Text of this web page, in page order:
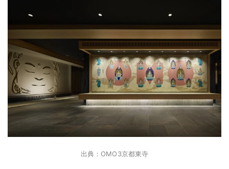
出典：OMO3京都東寺